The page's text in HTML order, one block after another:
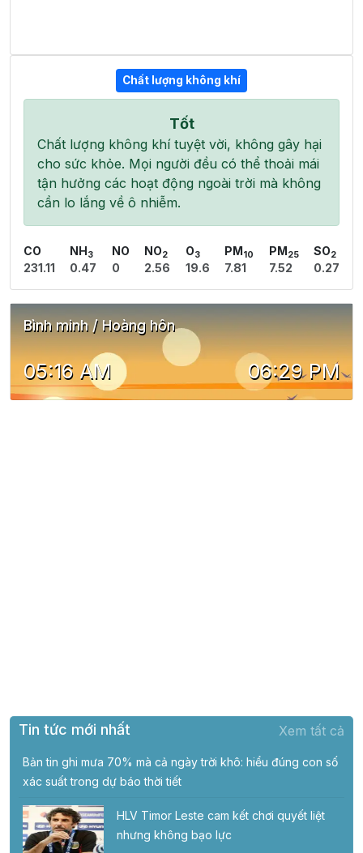
Chất lượng không khí
Tốt
Chất lượng không khí tuyệt vời, không gây hại
cho sức khỏe. Mọi người đều có thể thoải mái
tận hưởng các hoạt động ngoài trời mà không
cần lo lắng về ô nhiễm.
CO
231.11
NH 3
0.47
NO
0
NO2
2.56
O3
19.6
PM 10
7.81
PM 25
7.52
SO2
0.27
Bình minh / Hoàng hôn
05:16 AM 06:29 PM
Tin tức mới nhất Xem tất cả
Bản tin ghi mưa 70% mà cả ngày trời khô: hiểu đúng con số
xác suất trong dự báo thời tiết
HLV Timor Leste cam kết chơi quyết liệt
nhưng không bạo lực